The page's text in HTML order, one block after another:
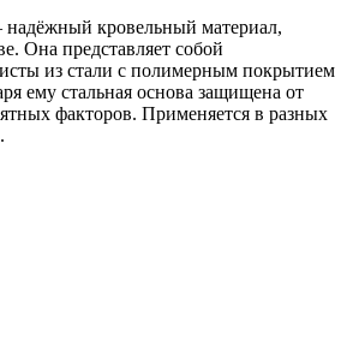
кровельный материал,
Она представляет собой
из стали c полимерным покрытием
ему стальная основа защищена от
факторов. Применяется в разных